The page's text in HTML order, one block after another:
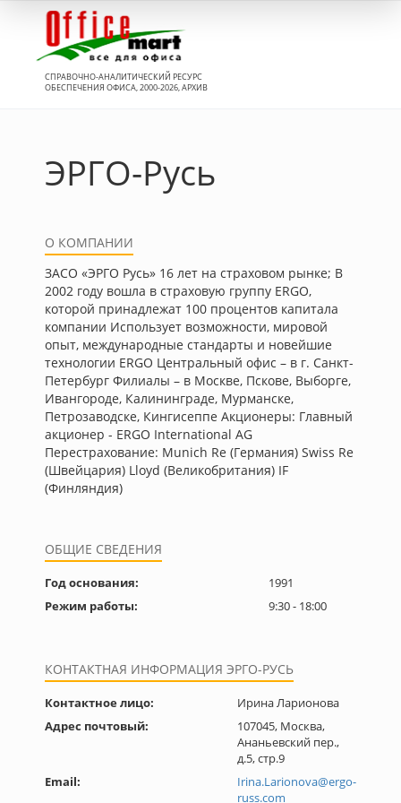
СПРАВОЧНО-АНАЛИТИЧЕСКИЙ РЕСУРС
ОБЕСПЕЧЕНИЯ ОФИСА, 2000-2026, АРХИВ
ЭРГО-Русь
О КОМПАНИИ
ЗАСО «ЭРГО Русь» 16 лет на страховом рынке; В
2002 году вошла в страховую группу ERGO,
которой принадлежат 100 процентов капитала
компании Использует возможности, мировой
опыт, международные стандарты и новейшие
технологии ERGO Центральный офис – в г. Санкт-
Петербург Филиалы – в Москве, Пскове, Выборге,
Ивангороде, Калининграде, Мурманске,
Петрозаводске, Кингисеппе Акционеры: Главный
акционер - ERGO International AG
Перестрахование: Munich Re (Германия) Swiss Re
(Швейцария) Lloyd (Великобритания) IF
(Финляндия)
ОБЩИЕ СВЕДЕНИЯ
Год основания:
1991
Режим работы:
9:30 - 18:00
КОНТАКТНАЯ ИНФОРМАЦИЯ ЭРГО-РУСЬ
Контактное лицо:
Ирина Ларионова
Адрес почтовый:
107045, Mосква,
Ананьевский пер.,
д.5, стр.9
Email:
Irina.Larionova@ergo-
russ.com